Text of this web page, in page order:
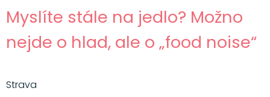
Myslíte stále na jedlo? Možno
nejde o hlad, ale o „food noise“
Strava